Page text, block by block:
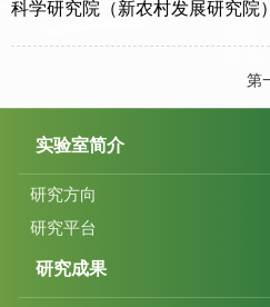
科学研究院（新农村发展研究院）
第
实验室简介
研究方向
研究平台
研究成果